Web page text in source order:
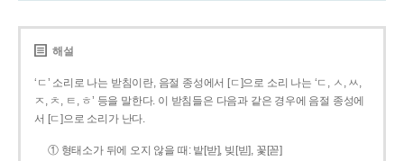
해설
‘ㄷ’ 소리로 나는 받침이란, 음절 종성에서 [ㄷ]으로 소리 나는 ‘ㄷ, ㅅ, ㅆ,
ㅈ, ㅊ, ㅌ, ㅎ’ 등을 말한다. 이 받침들은 다음과 같은 경우에 음절 종성에
서 [ㄷ]으로 소리가 난다.
① 형태소가 뒤에 오지 않을 때: 밭[받], 빚[빋], 꽃[꼳]